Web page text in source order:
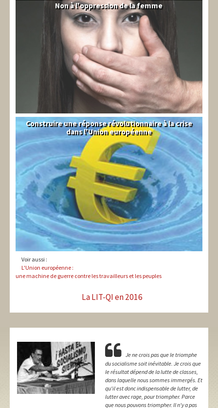
Syrie
Non à l'oppression de la femme
Syndical
Construire une réponse révolutionnaire à la crise
dans l'Union européenne
Voir aussi :
L'Union européenne :
une machine de guerre contre les travailleurs et les peuples
La LIT-QI en 2016
Je ne crois pas que le triomphe
du socialisme soit inévitable. Je crois que
le résultat dépend de la lutte de classes,
dans laquelle nous sommes immergés. Et
qu'il est donc indispensable de lutter, de
lutter avec rage, pour triompher. Parce
que nous pouvons triompher. Il n'y a pas